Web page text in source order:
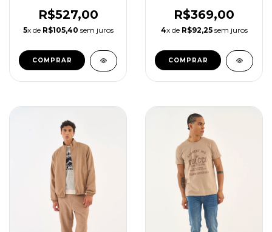
R$527,00
5x de R$105,40 sem juros
COMPRAR
R$369,00
4x de R$92,25sem juros
COMPRAR